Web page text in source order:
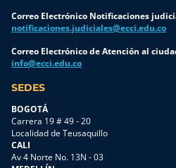
Correo Electrónico Notificaciones
notificaciones.judiciales@ecci.edu.co
Correo Electrónico de Atención al
info@ecci.edu.co
SEDES
BOGOTÁ
Carrera 19 # 49 - 20
Localidad de Teusaquillo
CALI
Av 4 Norte No. 13N - 03